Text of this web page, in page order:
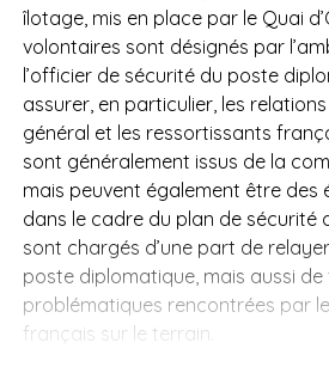
îlotage, mis en place par le Quai
volontaires sont désignés par
l’officier de sécurité du poste
assurer, en particulier, les
général et les ressortissants
sont généralement issus de la
mais peuvent également être des
dans le cadre du plan de sécurité
sont chargés d’une part de
poste diplomatique, mais aussi
problématiques rencontrées par
français sur le terrain.